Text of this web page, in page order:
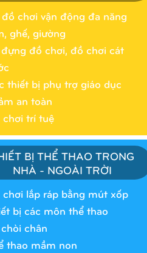
chơi vận động đa năng
ghế, giường
đồ chơi, đồ chơi cát
thiết bị phụ trợ giáo dục
an toàn
trí tuệ
BỊ THỂ THAO TRONG
NHÀ - NGOÀI TRỜI
lắp ráp bằng mút xốp
bị các môn thể thao
chân
thao mầm non
Nhà banh 9H5404